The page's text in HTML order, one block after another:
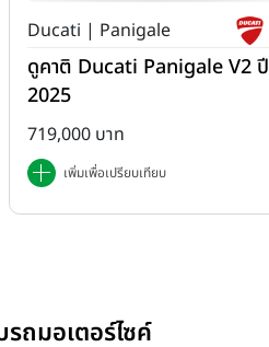
Ducati | Panigale
ดูคาติ Ducati Panigale V2 ปี
2025
719,000 บาท
เพิ่มเพื่อเปรียบเทียบ
รถมอเตอร์ไซค์